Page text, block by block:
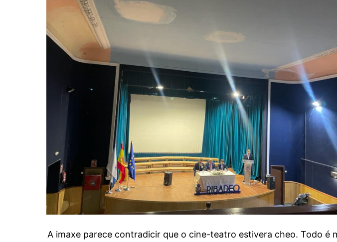
A imaxe parece contradicir que o cine-teatro estivera cheo. Todo é